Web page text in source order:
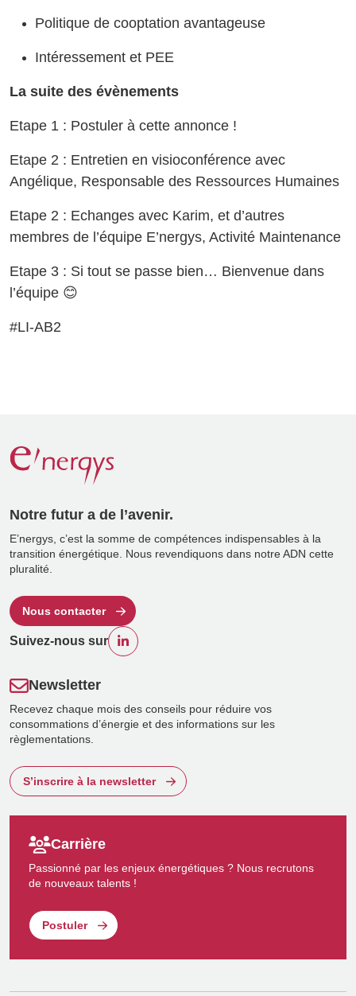
Politique de cooptation avantageuse
Intéressement et PEE
La suite des évènements
Etape 1 : Postuler à cette annonce !
Etape 2 : Entretien en visioconférence avec
Angélique, Responsable des Ressources Humaines
Etape 2 : Echanges avec Karim, et d’autres
membres de l’équipe E’nergys, Activité Maintenance
Etape 3 : Si tout se passe bien… Bienvenue dans
l’équipe 😊
#LI-AB2
Notre futur a de l’avenir.
E’nergys, c’est la somme de compétences indispensables à la
transition énergétique. Nous revendiquons dans notre ADN cette
pluralité.
Nous contacter
Suivez-nous sur
Newsletter
Recevez chaque mois des conseils pour réduire vos
consommations d’énergie et des informations sur les
règlementations.
S’inscrire à la newsletter
Carrière
Passionné par les enjeux énergétiques ? Nous recrutons
de nouveaux talents !
Postuler